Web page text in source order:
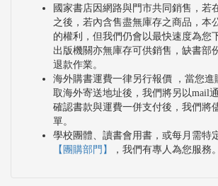
國家書店因網路與門市共同銷售，若
之後，若內含售盡無庫存之商品，本
的權利，但我們仍會以最快速度為您
出版機關亦無庫存可供銷售，缺書部
退款作業。
海外購書運費一律另行報價 ，當您進
取海外寄送地址後，我們將另以mail
確認書款與運費一併支付後，我們將
單。
學校團體、讀書會用書，或每月需特
【團購部門】
，我們有專人為您服務。